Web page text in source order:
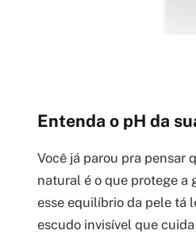
Entenda o pH da
Você já parou pra pensar
natural é o que protege a
esse equilíbrio da pele tá
escudo invisível que cuida